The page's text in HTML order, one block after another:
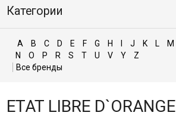
Категории
A B C D E F G H J K L
M
N
O P R S T U V Y Z
ETAT LIBRE D`ORANGE